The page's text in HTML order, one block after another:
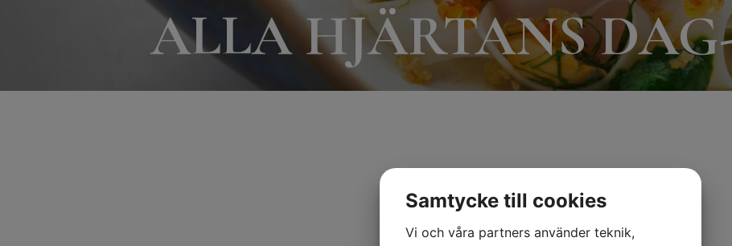
ALLA HJÄRTANS
Samtycke till cookies
Vi och våra partners använder teknik,